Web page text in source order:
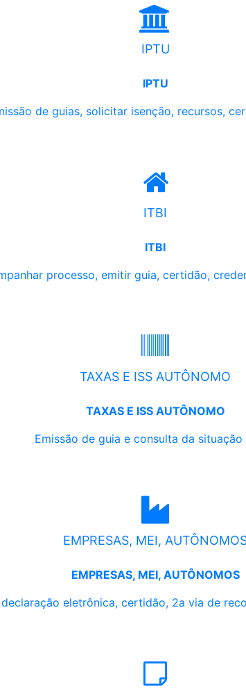
IPTU
IPTU
de guias, solicitar isenção, recursos,
ITBI
ITBI
processo, emitir guia, certidão,
TAXAS E ISS AUTÔNOMO
TAXAS E ISS AUTÔNOMO
Emissão de guia e consulta da situação
EMPRESAS, MEI,
EMPRESAS, MEI, AUTÔNOMOS
eletrônica, certidão, 2a via de